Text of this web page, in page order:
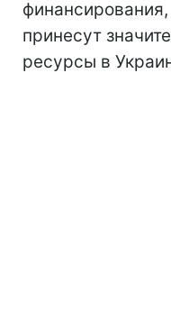
принесут
ресурсы в